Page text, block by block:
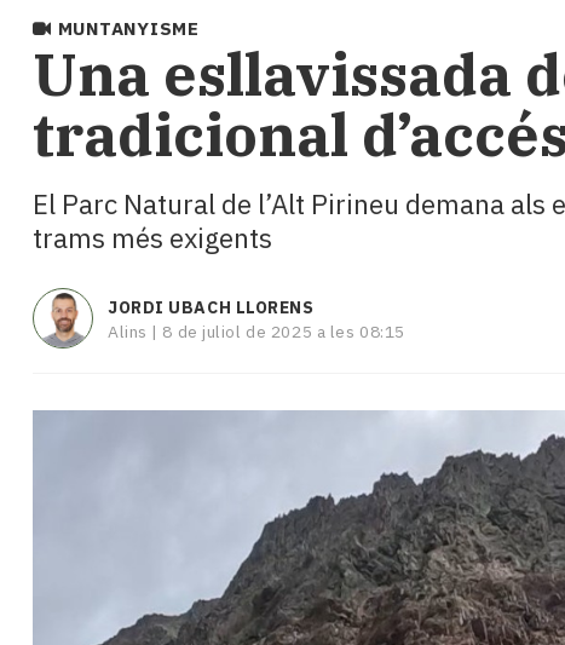
i
Cultura
Esports
Mai
tant!
i
mitjans
temps
Reportatges
Entrevistes
A
MUNTANYISME
​Una esllavissada
tradicional
El Parc Natural de l’Alt Pirineu demana
trams més exigents
JORDI UBACH LLORENS
Alins | 8 de juliol de 2025 a les 08:15